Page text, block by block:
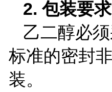
2.包装要求
乙二醇必
标准的密封
装。